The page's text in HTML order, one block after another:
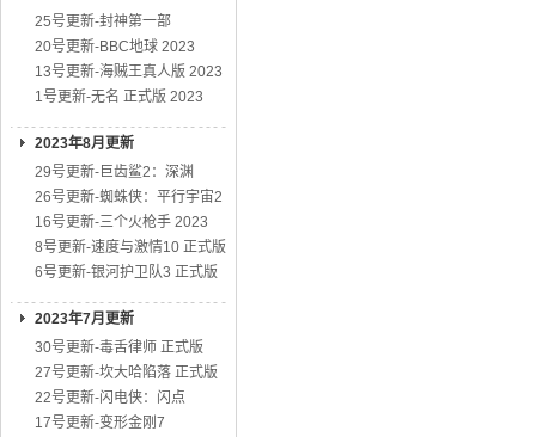
25号更新-封神第一部
20号更新-BBC地球 2023
13号更新-海贼王真人版 2023
1号更新-无名 正式版 2023
2023年8月更新
29号更新-巨齿鲨2：深渊
26号更新-蜘蛛侠：平行宇宙2
16号更新-三个火枪手 2023
8号更新-速度与激情10 正式版
6号更新-银河护卫队3 正式版
2023年7月更新
30号更新-毒舌律师 正式版
27号更新-坎大哈陷落 正式版
22号更新-闪电侠：闪点
17号更新-变形金刚7